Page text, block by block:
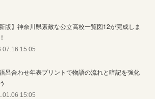
新版】神奈川県素敵な公立高校一覧図12が完成しま
15:05
呂合わせ年表プリントで物語の流れと暗記を強化
15:05